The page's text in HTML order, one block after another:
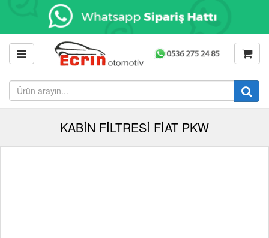
KABİN FİLTRESİ FİAT PKW